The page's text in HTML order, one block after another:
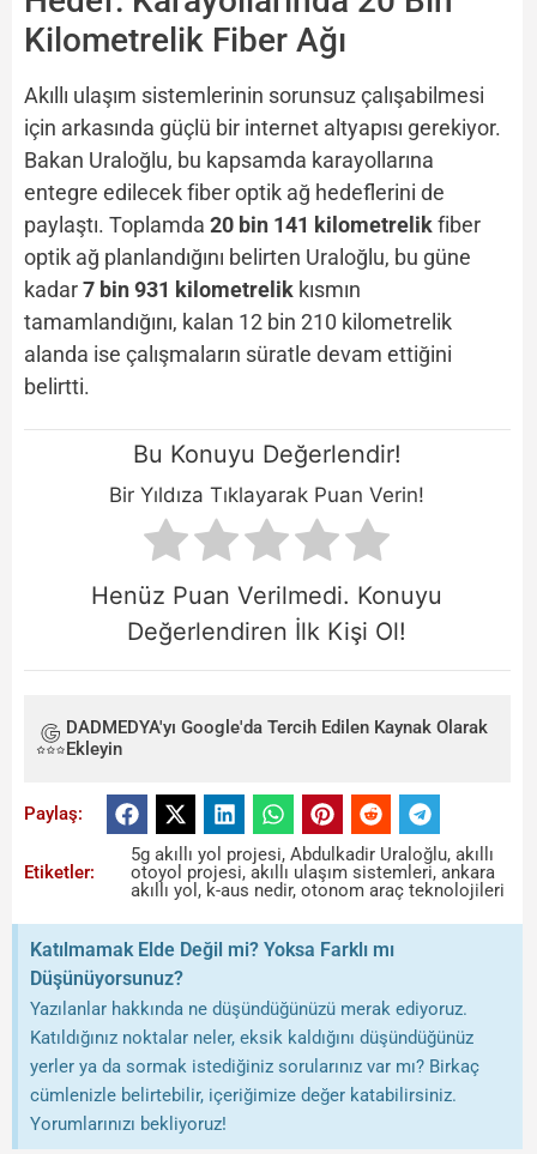
Kilometrelik Fiber Ağı
Akıllı ulaşım sistemlerinin sorunsuz çalışabilmesi
için arkasında güçlü bir internet altyapısı gerekiyor.
Bakan Uraloğlu, bu kapsamda karayollarına
entegre edilecek fiber optik ağ hedeflerini de
paylaştı. Toplamda 20 bin 141 kilometrelikfiber
optik ağ planlandığını belirten Uraloğlu, bu güne
kadar7 bin 931 kilometrelik kısmın
tamamlandığını, kalan 12 bin 210 kilometrelik
alanda ise çalışmaların süratle devam ettiğini
belirtti.
Bu Konuyu Değerlendir!
Bir Yıldıza Tıklayarak Puan Verin!
Henüz Puan Verilmedi. Konuyu
Değerlendiren İlk Kişi Ol!
DADMEDYA'yı Google'da Tercih Edilen Kaynak Olarak
Ekleyin
Paylaş:
Etiketler:
5g akıllı yol projesi,Abdulkadir Uraloğlu,akıllı
otoyol projesi,akıllı ulaşım sistemleri,ankara
akıllı yol , k-aus nedir,otonom araç teknolojileri
Katılmamak Elde Değil mi? Yoksa Farklı mı
Düşünüyorsunuz?
Yazılanlar hakkında ne düşündüğünüzü merak ediyoruz.
Katıldığınız noktalar neler, eksik kaldığını düşündüğünüz
yerler ya da sormak istediğiniz sorularınız var mı? Birkaç
cümlenizle belirtebilir, içeriğimize değer katabilirsiniz.
Yorumlarınızı bekliyoruz!